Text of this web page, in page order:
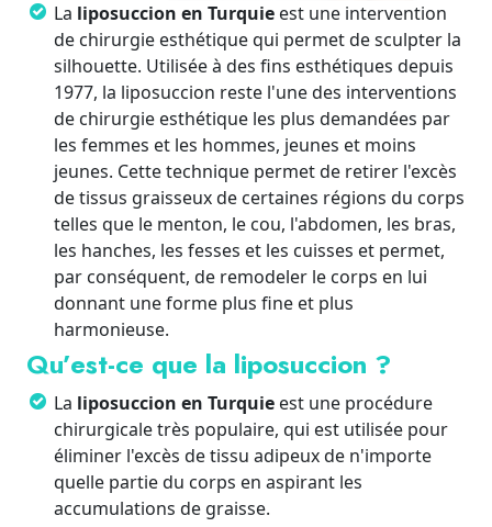
La liposuccion en Turquie est une intervention
de chirurgie esthétique qui permet de sculpter la
silhouette. Utilisée à des fins esthétiques depuis
1977, la liposuccion reste l'une des interventions
de chirurgie esthétique les plus demandées par
les femmes et les hommes, jeunes et moins
jeunes. Cette technique permet de retirer l'excès
de tissus graisseux de certaines régions du corps
telles que le menton, le cou, l'abdomen, les bras,
les hanches, les fesses et les cuisses et permet,
par conséquent, de remodeler le corps en lui
donnant une forme plus fine et plus
harmonieuse.
Qu’est-ce que la liposuccion ?
La liposuccion en Turquie est une procédure
chirurgicale très populaire, qui est utilisée pour
éliminer l'excès de tissu adipeux de n'importe
quelle partie du corps en aspirant les
accumulations de graisse.